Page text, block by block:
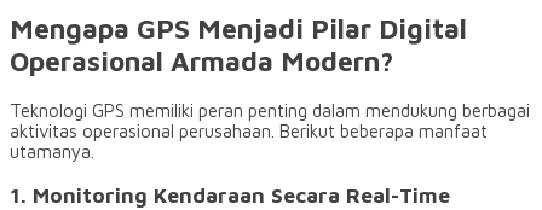
Mengapa GPS Menjadi Pilar Digital
Operasional Armada Modern?
Teknologi GPS memiliki peran penting dalam mendukung berbagai
aktivitas operasional perusahaan. Berikut beberapa manfaat
utamanya.
1. Monitoring Kendaraan Secara Real-Time